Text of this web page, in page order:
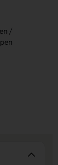
/